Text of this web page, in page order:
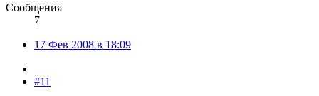
Сообщения
7
17 Фев 2008 в 18:09
#11